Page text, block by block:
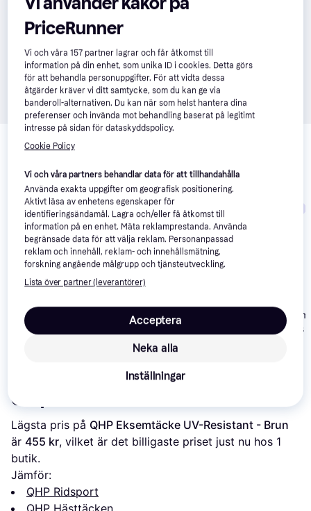
Relaterade produkter
intressera dig. Visa alla
Horseware Amigo
AmEco 12 Plus 100g
-18%
PREMIERE Sweet Itch
Horseware
Bravo 12 Plus
Om produkten
Lägsta pris på QHP Eksemtäcke UV-Resistant - Brun
är 455 kr, vilket är det billigaste priset just nu hos 1
butik.
Jämför:
QHP Ridsport
PriceRunner
Vi och våra157 partner lagrar och får åtkomst till
information på din enhet, som unika ID i cookies. Detta görs
för att behandla personuppgifter. För att vidta dessa
åtgärder kräver vi ditt samtycke, som du kan ge via
banderoll-alternativen. Du kan när som helst hantera dina
preferenser och invända mot behandling baserat på legitimt
intresse på sidan för dataskyddspolicy.
Cookie Policy
Vi och våra partners behandlar data för att tillhandahålla
Använda exakta uppgifter om geografisk positionering.
Aktivt läsa av enhetens egenskaper för
identifieringsändamål. Lagra och/eller få åtkomst till
information på en enhet. Mäta reklamprestanda. Använda
begränsade data för att välja reklam. Personanpassad
reklam och innehåll, reklam- och innehållsmätning,
forskning angående målgrupp och tjänsteutveckling.
Lista över partner (leverantörer)
Neka alla
Acceptera
Inställningar